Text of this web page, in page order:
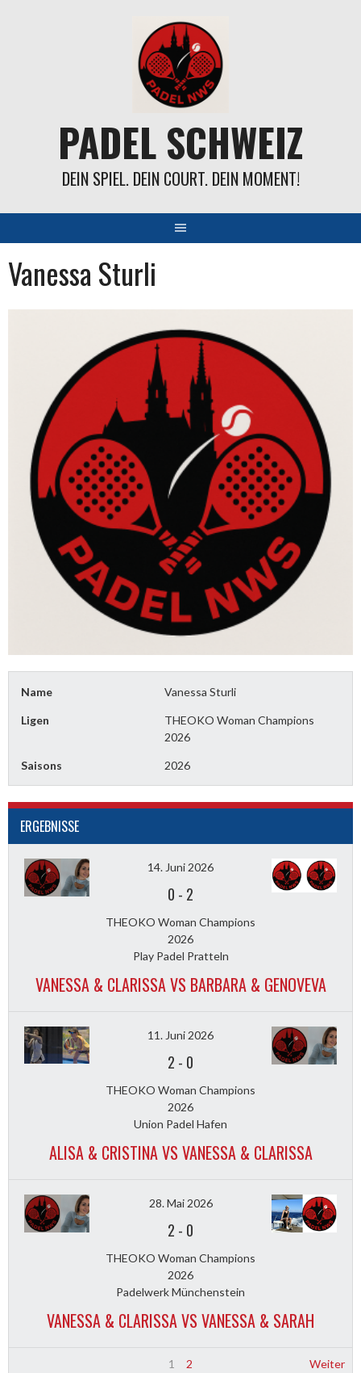
PADEL SCHWEIZ
DEIN SPIEL. DEIN COURT. DEIN MOMENT!
Vanessa Sturli
Name Vanessa Sturli
Ligen
THEOKO Woman Champions
2026
Saisons 2026
ERGEBNISSE
14. Juni 2026
0 - 2
THEOKO Woman Champions
2026
Play Padel Pratteln
VANESSA & CLARISSA VS BARBARA & GENOVEVA
11. Juni 2026
2 - 0
THEOKO Woman Champions
2026
Union Padel Hafen
ALISA & CRISTINA VS VANESSA & CLARISSA
28. Mai 2026
2 - 0
THEOKO Woman Champions
2026
Padelwerk Münchenstein
VANESSA & CLARISSA VS VANESSA & SARAH
1 2 Weiter